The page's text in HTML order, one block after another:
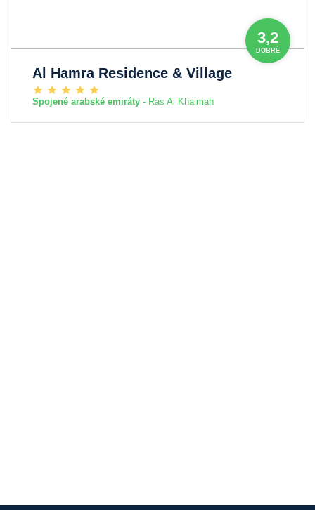
3,2
DOBRÉ
Al Hamra Residence & Village
Spojené arabské emiráty - Ras Al Khaimah